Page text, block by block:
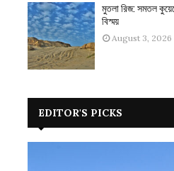
মুতলা রিজ: সমতল
বিস্ময়
August 3, 2026
EDITOR'S PICKS